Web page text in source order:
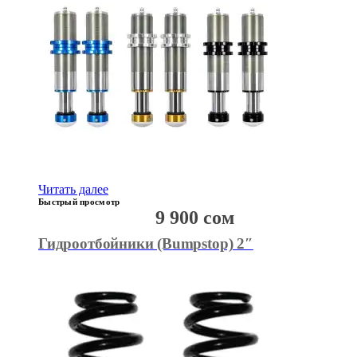
Читать далее
Быстрый просмотр
Гидроотбойники (Bumpstop) 2″
9 900 сом